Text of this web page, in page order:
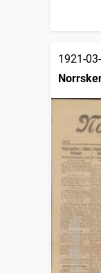
1921-